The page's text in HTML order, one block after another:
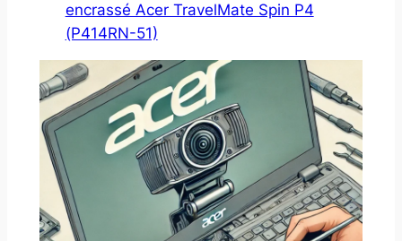
encrassé Acer TravelMate Spin P4
(P414RN-51)